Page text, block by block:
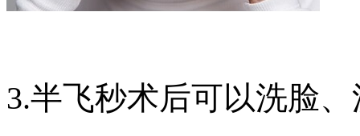
3.半飞秒术后可以洗脸